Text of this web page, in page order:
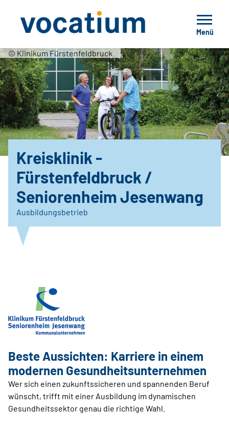
Menü
© Klinikum Fürstenfeldbruck
Kreisklinik ­
Fürstenfeldbruck /
Seniorenheim Jesenwang
Ausbildungsbetrieb
Beste Aussichten: Karriere in einem
modernen Gesundheitsunternehmen
Wer sich einen zukunftssicheren und spannenden Beruf
wünscht, trifft mit einer Ausbildung im dynamischen
Gesundheitssektor genau die richtige Wahl.